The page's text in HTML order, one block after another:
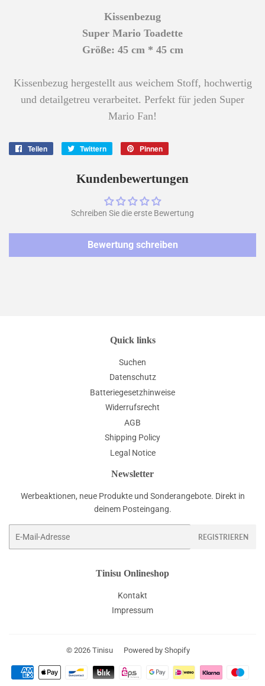
Kissenbezug
Super Mario Toadette
Größe: 45 cm * 45 cm
Kissenbezug hergestellt aus weichem Stoff, hochwertig
und detailgetreu verarbeitet. Perfekt für jeden Super
Mario Fan!
Teilen Twittern
twittern
Pinnen
pinnen
Kundenbewertungen
Schreiben Sie die erste Bewertung
Bewertung schreiben
Quick links
Suchen
Datenschutz
Batteriegesetzhinweise
Widerrufsrecht
AGB
Shipping Policy
Legal Notice
Newsletter
Werbeaktionen, neue Produkte und Sonderangebote. Direkt in
deinem Posteingang.
REGISTRIEREN
Tinisu Onlineshop
Kontakt
Impressum
© 2026 Tinisu Powered by Shopify
Zahlungsarten